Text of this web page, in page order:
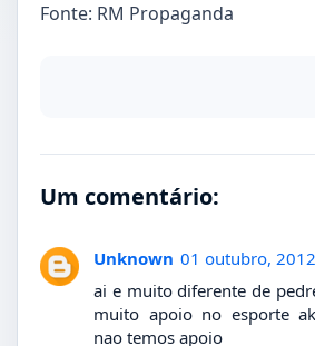
Fonte: RM Propaganda
Um comentário:
Unknown 01 outubro,
ai e muito diferente de
muito apoio no esporte
nao temos apoio